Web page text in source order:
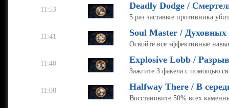
11:53 Deadly Dodge /
5 раз заставьте противника
11:41 Soul Master / Духовных
Освойте все эффективные
11:40 Explosive Lobb /
Зажгите 3 факела с помощью
11:08 Halfway There / В
Восстановите 50% всех